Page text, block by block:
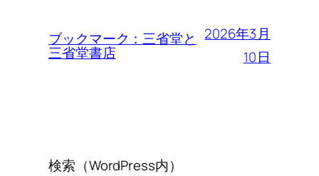
ブックマーク：三省堂と
三省堂書店
2026年3月
10日
検索（WordPress内）